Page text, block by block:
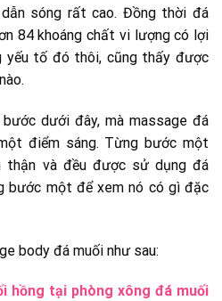
sóng rất cao. Đồng thời đá
84 khoáng chất vi lượng có lợi
yếu tố đó thôi, cũng thấy được
dưới đây, mà massage đá
điểm sáng. Từng bước một
thận và đều được sử dụng đá
bước một để xem nó có gì đặc
body đá muối như sau:
hồng tại phòng xông đá muối